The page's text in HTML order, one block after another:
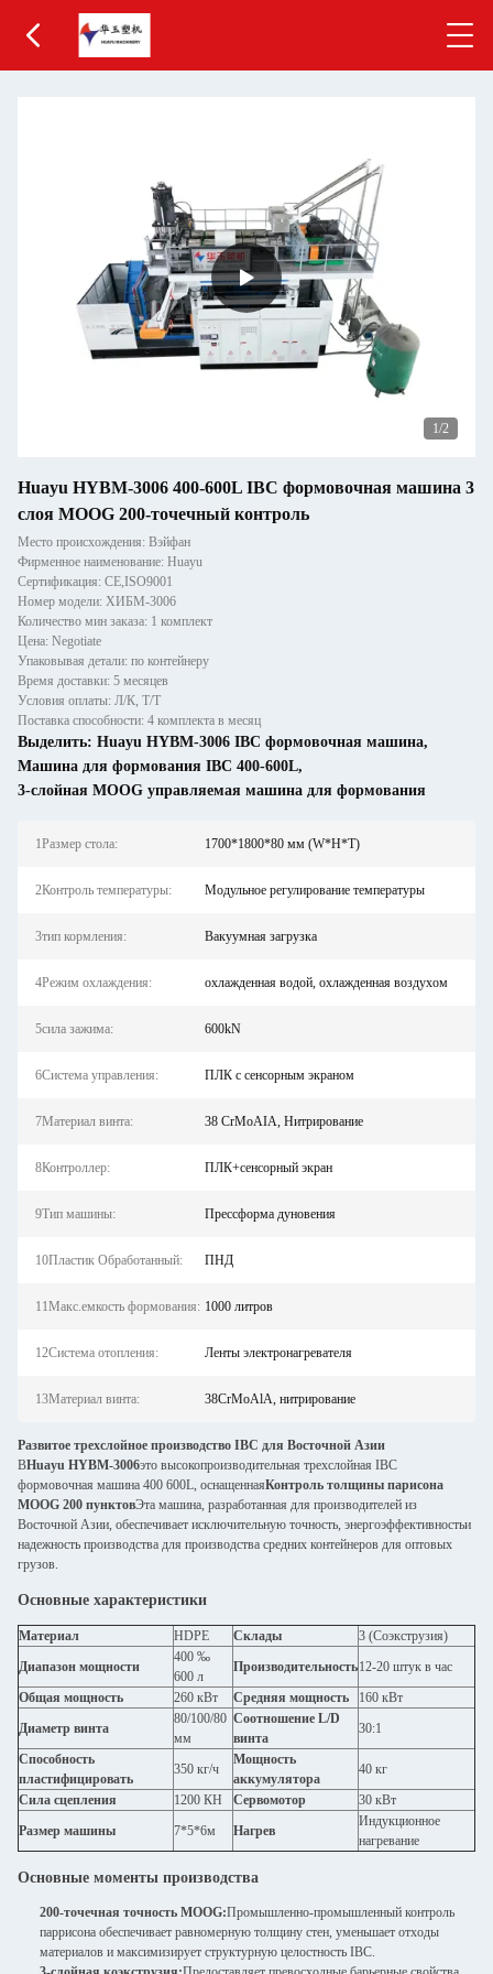
1/2
Huayu HYBM-3006 400-600L IBC формовочная машина 3
слоя MOOG 200-точечный контроль
Место происхождения: Вэйфан
Фирменное наименование: Huayu
Сертификация: CE,ISO9001
Номер модели: ХИБМ-3006
Количество мин заказа: 1 комплект
Цена: Negotiate
Упаковывая детали: по контейнеру
Время доставки: 5 месяцев
Условия оплаты: Л/К, Т/Т
Поставка способности: 4 комплекта в месяц
Выделить: Huayu HYBM-3006 IBC формовочная машина,
Машина для формования IBC 400-600L,
3-слойная MOOG управляемая машина для формования
1Размер стола: 1700*1800*80 мм (W*H*T)
2Контроль температуры: Модульное регулирование температуры
3тип кормления: Вакуумная загрузка
4Режим охлаждения: охлажденная водой, охлажденная воздухом
5сила зажима: 600kN
6Система управления: ПЛК с сенсорным экраном
7Материал винта: 38 CrMoAIA, Нитрирование
8Контроллер: ПЛК+сенсорный экран
9Тип машины: Прессформа дуновения
10Пластик Обработанный: ПНД
11Макс.емкость формования: 1000 литров
12Система отопления: Ленты электронагревателя
13Материал винта: 38CrMoAlA, нитрирование
Развитое трехслойное производство IBC для Восточной Азии
ВHuayu HYBM-3006это высокопроизводительная трехслойная IBC
формовочная машина 400 600L, оснащеннаяКонтроль толщины парисона
MOOG 200 пунктовЭта машина, разработанная для производителей из
Восточной Азии, обеспечивает исключительную точность, энергоэффективностьи
надежность производства для производства средних контейнеров для оптовых
грузов.
Основные характеристики
Материал HDPE Склады
3 (Соэкструзия)
Диапазон мощности
400 ‰
600 л
Производительность12-20 штук в час
Общая мощность
260 кВт Средняя мощность
160 кВт
Диаметр винта
80/100/80
мм
Соотношение L/D
винта
30:1
Способность
пластифицировать
350 кг/ч
Мощность
аккумулятора
40 кг
Сила сцепления
1200 КН Сервомотор
30 кВт
Размер машины
7*5*6м Нагрев
Индукционное
нагревание
Основные моменты производства
200-точечная точность MOOG:Промышленно-промышленный контроль
паррисона обеспечивает равномерную толщину стен, уменьшает отходы
материалов и максимизирует структурную целостность IBC.